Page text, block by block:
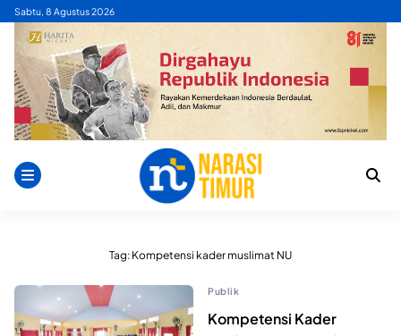
Skip
content
Sabtu, 8 Agustus 2026
Tag: Kompetensi kader muslimat NU
Publik
Kompetensi Kader